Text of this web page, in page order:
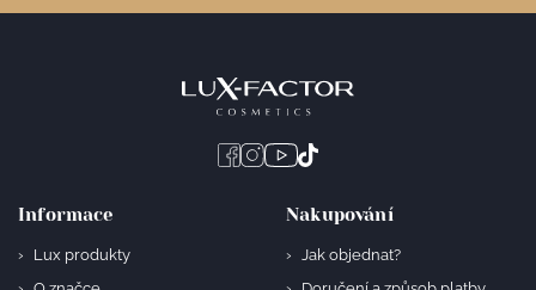
Informace
Lux produkty
Nakupování
Jak objednat?